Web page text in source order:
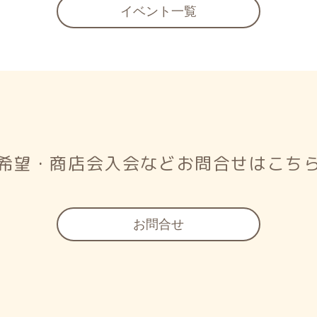
イベント一覧
望・商店会入会などお問合せはこち
お問合せ